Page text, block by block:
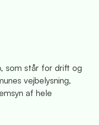
som står for drift og
vejbelysning,
af hele